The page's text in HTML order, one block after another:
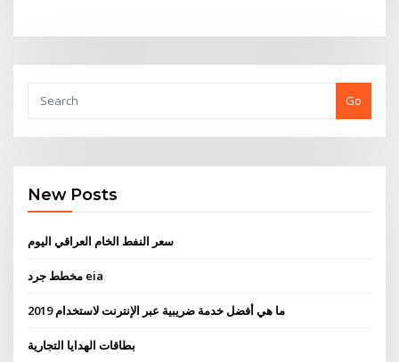
Go
New Posts
سعر النفط الخام العراقي اليوم
مخطط جرد eia
ما هي أفضل خدمة ضريبية عبر الإنترنت لاستخدام 2019
بطاقات الهدايا التجارية